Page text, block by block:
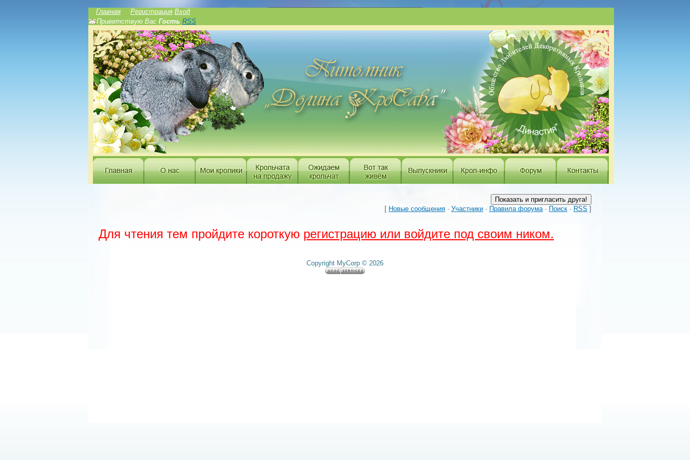
Главная
Регистрация Вход
Приветствую Вас Гость RSS
[ Новые сообщения · Участники · Правила форума· Поиск · RSS ]
Для чтения тем пройдите короткую регистрацию или войдите под своим ником.
Copyright MyCorp © 2026